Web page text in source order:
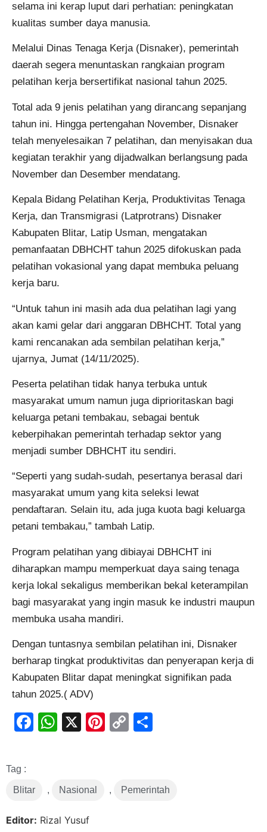
selama ini kerap luput dari perhatian: peningkatan
kualitas sumber daya manusia.
Melalui Dinas Tenaga Kerja (Disnaker), pemerintah
daerah segera menuntaskan rangkaian program
pelatihan kerja bersertifikat nasional tahun 2025.
Total ada 9 jenis pelatihan yang dirancang sepanjang
tahun ini. Hingga pertengahan November, Disnaker
telah menyelesaikan 7 pelatihan, dan menyisakan dua
kegiatan terakhir yang dijadwalkan berlangsung pada
November dan Desember mendatang.
Kepala Bidang Pelatihan Kerja, Produktivitas Tenaga
Kerja, dan Transmigrasi (Latprotrans) Disnaker
Kabupaten Blitar, Latip Usman, mengatakan
pemanfaatan DBHCHT tahun 2025 difokuskan pada
pelatihan vokasional yang dapat membuka peluang
kerja baru.
“Untuk tahun ini masih ada dua pelatihan lagi yang
akan kami gelar dari anggaran DBHCHT. Total yang
kami rencanakan ada sembilan pelatihan kerja,”
ujarnya, Jumat (14/11/2025).
Peserta pelatihan tidak hanya terbuka untuk
masyarakat umum namun juga diprioritaskan bagi
keluarga petani tembakau, sebagai bentuk
keberpihakan pemerintah terhadap sektor yang
menjadi sumber DBHCHT itu sendiri.
“Seperti yang sudah-sudah, pesertanya berasal dari
masyarakat umum yang kita seleksi lewat
pendaftaran. Selain itu, ada juga kuota bagi keluarga
petani tembakau,” tambah Latip.
Program pelatihan yang dibiayai DBHCHT ini
diharapkan mampu memperkuat daya saing tenaga
kerja lokal sekaligus memberikan bekal keterampilan
bagi masyarakat yang ingin masuk ke industri maupun
membuka usaha mandiri.
Dengan tuntasnya sembilan pelatihan ini, Disnaker
berharap tingkat produktivitas dan penyerapan kerja di
Kabupaten Blitar dapat meningkat signifikan pada
tahun 2025.( ADV)
Facebook
WhatsApp
X Pinterest
Copy
Tag :
Blitar , Nasional , Pemerintah
Editor: Rizal Yusuf